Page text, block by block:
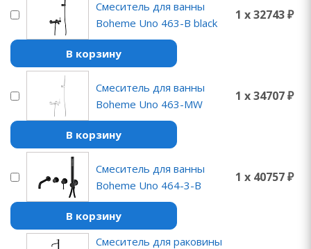
Смеситель для ванны
Boheme Uno 463-B black
1 x 32743 ₽
В корзину
Смеситель для ванны
Boheme Uno 463-MW
1 x 34707 ₽
В корзину
Смеситель для ванны
Boheme Uno 464-3-B
1 x 40757 ₽
В корзину
Смеситель для раковины